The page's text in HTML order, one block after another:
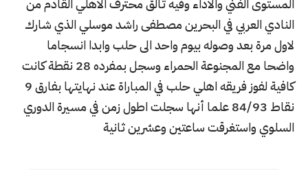
المستوى الفني والاداء وفيه تالق محترف الاهلي القادم من
النادي العربي في البحرين مصطفى راشد موسلي الذي شارك
لاول مرة بعد وصوله بيوم واحد الى حلب وابدا انسجاما
واضحا مع المجنوعة الحمراء وسجل بمفرده 28 نقطة كانت
كافية لفوز فريقه اهلي حلب في المباراة عند نهايتها بفارق 9
نقاط 84/93 علما أنها سجلت اطول زمن في مسيرة الدوري
السلوي واستغرقت ساعتين وعشرين ثانية